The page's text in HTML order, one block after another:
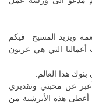
ويزيد المسيح فيكم
التي هي عربون
هذا العالم.
أعبر عن محبتي وتقديري
أعطى هذه الأبرشية من